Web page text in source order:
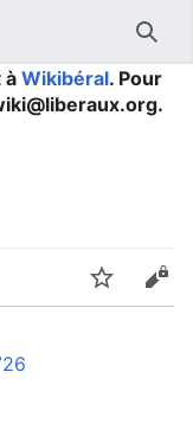
à Wikibéral. Pour
Suivre